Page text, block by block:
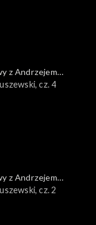
z Andrzejem
cz. 4
z Andrzejem
cz. 2